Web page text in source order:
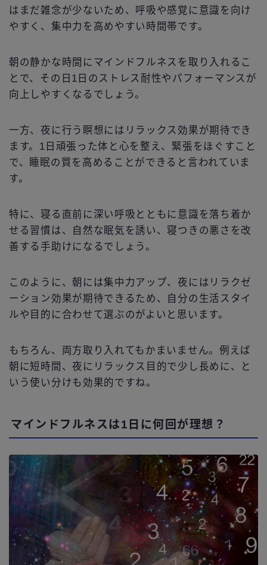
はまだ雑念が少ないため、呼吸や感覚に意識を向け
やすく、集中力を高めやすい時間帯です。
朝の静かな時間にマインドフルネスを取り入れるこ
とで、その日1日のストレス耐性やパフォーマンスが
向上しやすくなるでしょう。
一方、夜に行う瞑想にはリラックス効果が期待でき
ます。1日頑張った体と心を整え、緊張をほぐすこと
で、睡眠の質を高めることができると言われていま
す。
特に、寝る直前に深い呼吸とともに意識を落ち着か
せる習慣は、自然な眠気を誘い、寝つきの悪さを改
善する手助けになるでしょう。
このように、朝には集中力アップ、夜にはリラクゼ
ーション効果が期待できるため、自分の生活スタイ
ルや目的に合わせて選ぶのがよいと思います。
もちろん、両方取り入れてもかまいません。例えば
朝に短時間、夜にリラックス目的で少し長めに、と
いう使い分けも効果的ですね。
マインドフルネスは1日に何回が理想？